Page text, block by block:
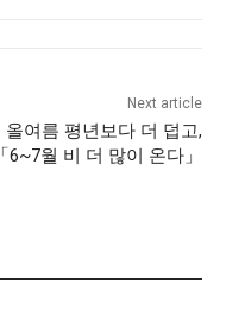
Next article
올여름 평년보다 더 덥고,
「6~7월 비 더 많이 온다」